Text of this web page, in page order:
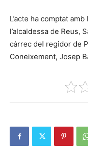
L’acte ha comptat
l’alcaldessa de Reus,
càrrec del regidor de
Coneixement, Josep